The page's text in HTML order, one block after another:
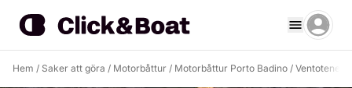
Hem / Saker att göra / Motorbåttur / Motorbåttur Porto Badino / Ventotene